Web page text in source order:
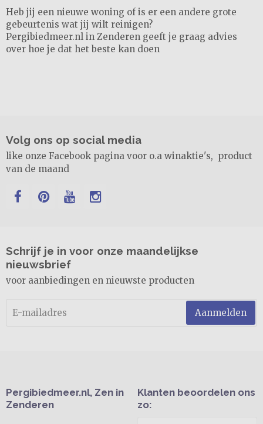
Heb jij een nieuwe woning of is er een andere grote
gebeurtenis wat jij wilt reinigen?
Pergibiedmeer.nl in Zenderen geeft je graag advies
over hoe je dat het beste kan doen
Volg ons op social media
like onze Facebook pagina voor o.a winaktie's, product
van de maand
Schrijf je in voor onze maandelijkse
nieuwsbrief
voor aanbiedingen en nieuwste producten
Aanmelden
Pergibiedmeer.nl, Zen in
Zenderen
Klanten beoordelen ons
zo: